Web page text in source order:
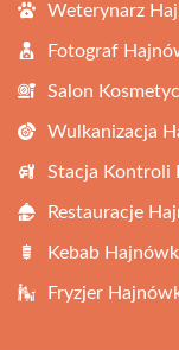
Weterynarz
Fotograf
Salon
Wulkanizacja
Stacja Kontroli
Restauracje
Kebab
Fryzjer